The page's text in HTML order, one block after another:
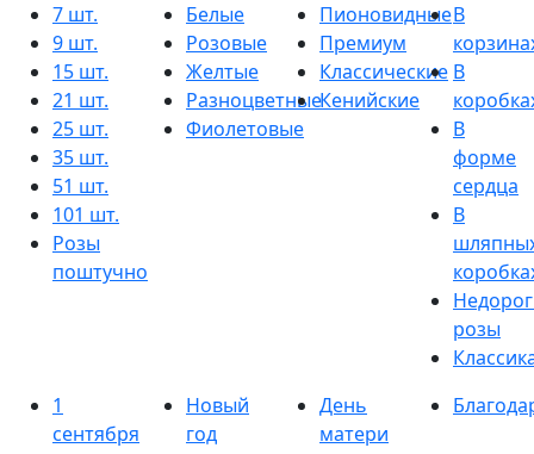
7 шт.
9 шт.
15 шт.
21 шт.
25 шт.
35 шт.
51 шт.
101 шт.
Розы
поштучно
Белые
Розовые
Желтые
Разноцветные
Фиолетовые
Пионовидные
Премиум
Классические
Кенийские
В
В
В
форме
сердца
В
розы
1
сентября
Новый
год
День
матери